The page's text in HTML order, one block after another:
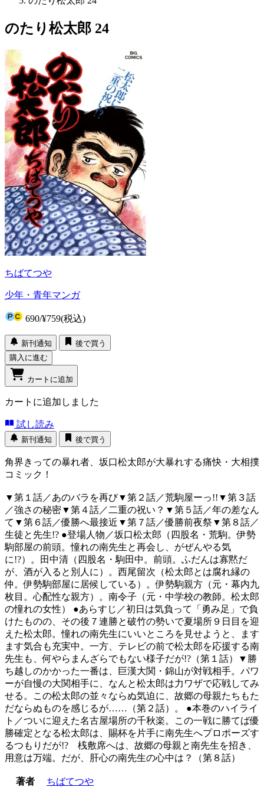
のたり松太郎 24
ちばてつや
少年・青年マンガ
690/¥759(税込)
新刊通知
後で買う
購入に進む
カートに追加
カートに追加しました
試し読み
新刊通知 後で買う
角界きっての暴れ者、坂口松太郎が大暴れする痛快・大相撲
コミック！
▼第１話／あのバラを再び▼第２話／荒駒屋ーっ!!▼第３話
／強さの秘密▼第４話／二重の祝い？▼第５話／年の差なん
て▼第６話／優勝へ最接近▼第７話／優勝前夜祭▼第８話／
生徒と先生!? ●登場人物／坂口松太郎（四股名・荒駒。伊勢
駒部屋の前頭。憧れの南先生と再会し、がぜんやる気
に!?）。田中清（四股名・駒田中。前頭。ふだんは寡黙だ
が、酒が入ると別人に）。西尾留次（松太郎とは腐れ縁の
仲。伊勢駒部屋に居候している）。伊勢駒親方（元・幕内九
枚目。心配性な親方）。南令子（元・中学校の教師。松太郎
の憧れの女性） ●あらすじ／初日は気負って「勇み足」で負
けたものの、その後７連勝と破竹の勢いで夏場所９日目を迎
えた松太郎。憧れの南先生にいいところを見せようと、ます
ます気合も充実中。一方、テレビの前で松太郎を応援する南
先生も、何やらまんざらでもない様子だが!?（第１話）▼勝
ち越しのかかった一番は、巨漢大関・錦山が対戦相手。パワ
ーが自慢の大関相手に、なんと松太郎は力ワザで応戦してみ
せる。この松太郎の並々ならぬ気迫に、故郷の母親たちもた
だならぬものを感じるが……（第２話）。 ●本巻のハイライ
ト／ついに迎えた名古屋場所の千秋楽。この一戦に勝てば優
勝確定となる松太郎は、賜杯を片手に南先生へプロポーズす
るつもりだが!? 桟敷席へは、故郷の母親と南先生を招き、
用意は万端。だが、肝心の南先生の心中は？（第８話）
著者
ちばてつや